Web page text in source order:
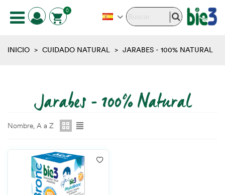
0
INICIO > CUIDADO NATURAL > JARABES - 100% NATURAL
Jarabes - 100% Natural
Nombre, A a Z